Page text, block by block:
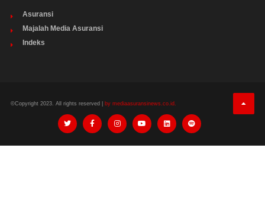
Asuransi
Majalah Media Asuransi
Indeks
©Copyright 2023. All rights reserved | by mediaasuransinews.co.id.